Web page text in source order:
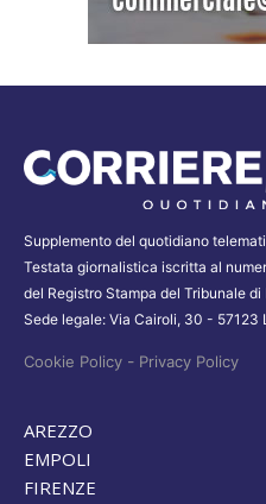
Supplemento del quotidiano
Testata giornalistica iscritta al
del Registro Stampa del Tribunale di
Sede legale: Via Cairoli, 30 - 57123
Cookie Policy - Privacy Policy
AREZZO
EMPOLI
FIRENZE